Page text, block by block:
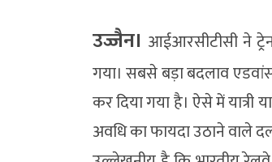
उज्जैन। आईआरसीटीसी ने
गया। सबसे बड़ा बदलाव
कर दिया गया है। ऐसे में
अवधि का फायदा उठाने वाले